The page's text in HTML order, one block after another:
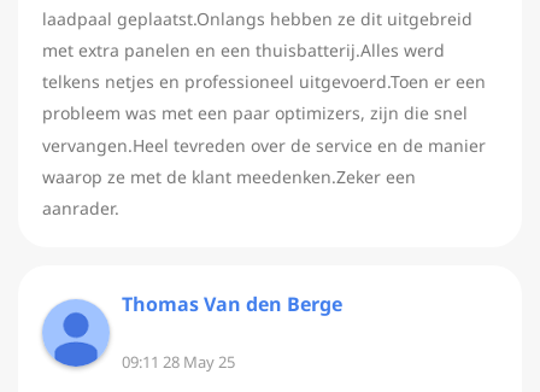
laadpaal geplaatst.Onlangs hebben ze dit uitgebreid
met extra panelen en een thuisbatterij.Alles werd
telkens netjes en professioneel uitgevoerd.Toen er een
probleem was met een paar optimizers, zijn die snel
vervangen.Heel tevreden over de service en de manier
waarop ze met de klant meedenken.Zeker een
aanrader.
Thomas Van den Berge
09:11 28 May 25